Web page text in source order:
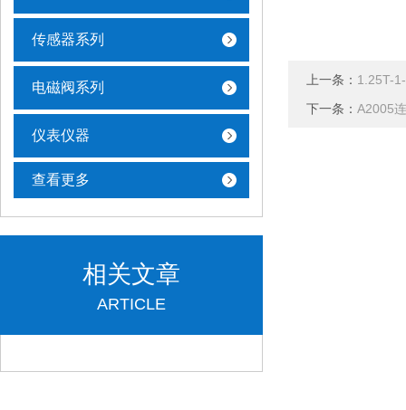
传感器系列
电磁阀系列
仪表仪器
查看更多
相关文章
ARTICLE
上一条： 1.25T-
下一条： A2005